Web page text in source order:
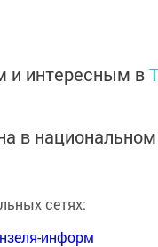
и интересным в
в
сетях:
информ